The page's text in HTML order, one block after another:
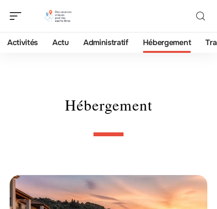
Activités Actu Administratif Hébergement
Hébergement